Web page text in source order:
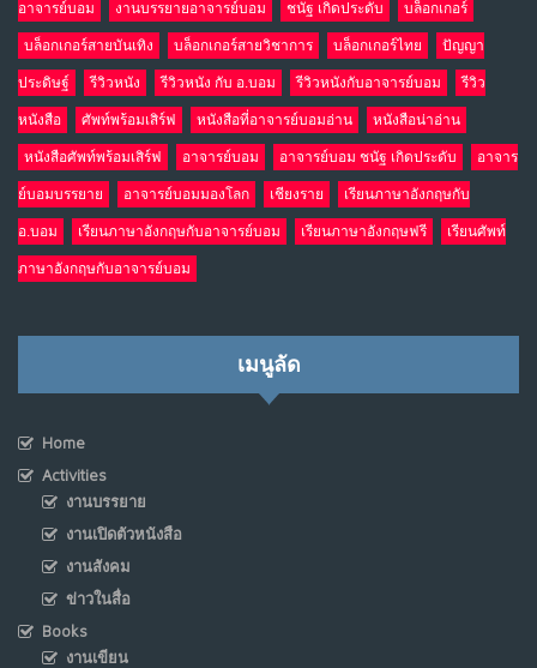
อาจารย์บอม งานบรรยายอาจารย์บอม ชนัฐ เกิดประดับ บล็อกเกอร์
บล็อกเกอร์สายบันเทิง บล็อกเกอร์สายวิชาการ บล็อกเกอร์ไทย ปัญญา
ประดิษฐ์ รีวิวหนัง รีวิวหนัง กับ อ.บอม รีวิวหนังกับอาจารย์บอม รีวิว
หนังสือ ศัพท์พร้อมเสิร์ฟ หนังสือที่อาจารย์บอมอ่าน หนังสือน่าอ่าน
หนังสือศัพท์พร้อมเสิร์ฟ อาจารย์บอม อาจารย์บอม ชนัฐ เกิดประดับ อาจาร
ย์บอมบรรยาย อาจารย์บอมมองโลก เชียงราย เรียนภาษาอังกฤษกับ
อ.บอม เรียนภาษาอังกฤษกับอาจารย์บอม เรียนภาษาอังกฤษฟรี เรียนศัพท์
ภาษาอังกฤษกับอาจารย์บอม
เมนูลัด
Home
Activities
งานบรรยาย
งานเปิดตัวหนังสือ
งานสังคม
ข่าวในสื่อ
Books
งานเขียน